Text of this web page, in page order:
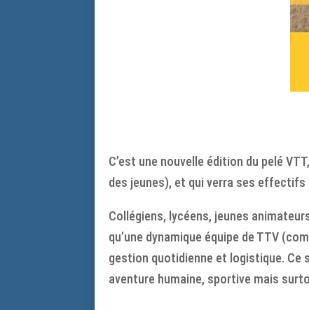
C’est une nouvelle édition du pelé
des jeunes), et qui verra ses effectifs
Collégiens, lycéens, jeunes
qu’une dynamique équipe de TTV
gestion quotidienne et logistique. Ce
aventure humaine, sportive mais